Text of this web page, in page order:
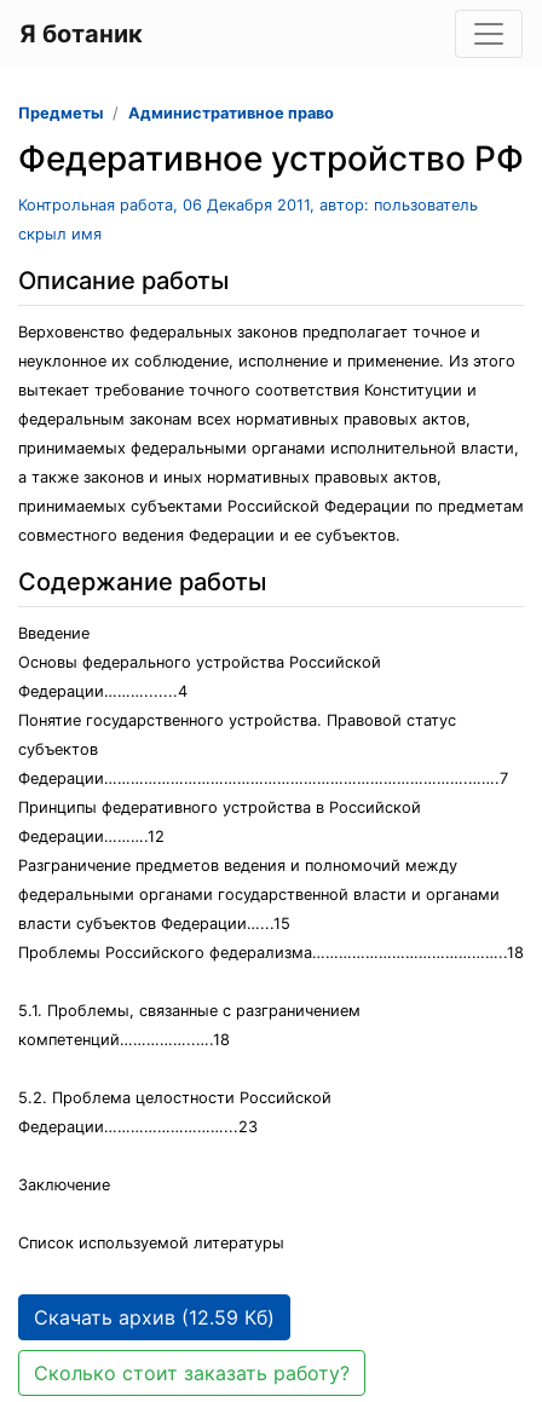
Я ботаник
Предметы Административное право
Федеративное устройство РФ
Контрольная работа, 06 Декабря 2011, автор: пользователь
скрыл имя
Описание работы
Верховенство федеральных законов предполагает точное и
неуклонное их соблюдение, исполнение и применение. Из этого
вытекает требование точного соответствия Конституции и
федеральным законам всех нормативных правовых актов,
принимаемых федеральными органами исполнительной власти,
а также законов и иных нормативных правовых актов,
принимаемых субъектами Российской Федерации по предметам
совместного ведения Федерации и ее субъектов.
Содержание работы
Введение
Основы федерального устройства Российской
Федерации……….......4
Понятие государственного устройства. Правовой статус
субъектов
Федерации……………………………………………………………………….…….7
Принципы федеративного устройства в Российской
Федерации……….12
Разграничение предметов ведения и полномочий между
федеральными органами государственной власти и органами
власти субъектов Федерации…...15
Проблемы Российского федерализма……………………………………..18
5.1. Проблемы, связанные с разграничением
компетенций……………..….18
5.2. Проблема целостности Российской
Федерации………………………...23
Заключение
Список используемой литературы
Скачать архив (12.59 Кб)
Сколько стоит заказать работу?